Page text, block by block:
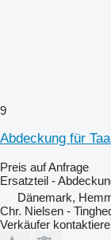
9
Abdeckung für
Preis auf Anfrage
Ersatzteil -
Dänemark,
Chr. Nielsen -
Verkäufer